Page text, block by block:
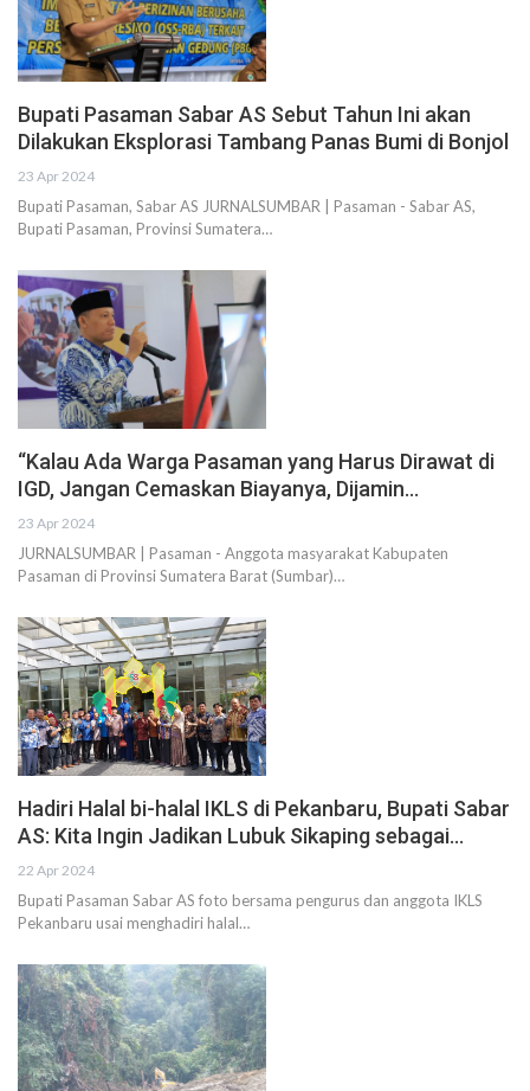
Bupati Pasaman Sabar AS Sebut Tahun Ini akan
Dilakukan Eksplorasi Tambang Panas Bumi di Bonjol
23 Apr 2024
Bupati Pasaman, Sabar AS JURNALSUMBAR | Pasaman - Sabar AS,
Bupati Pasaman, Provinsi Sumatera…
“Kalau Ada Warga Pasaman yang Harus Dirawat di
IGD, Jangan Cemaskan Biayanya, Dijamin…
23 Apr 2024
JURNALSUMBAR | Pasaman - Anggota masyarakat Kabupaten
Pasaman di Provinsi Sumatera Barat (Sumbar)…
Hadiri Halal bi-halal IKLS di Pekanbaru, Bupati Sabar
AS: Kita Ingin Jadikan Lubuk Sikaping sebagai…
22 Apr 2024
Bupati Pasaman Sabar AS foto bersama pengurus dan anggota IKLS
Pekanbaru usai menghadiri halal…